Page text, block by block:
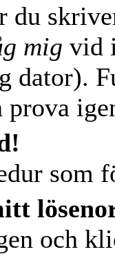
du
mig vid
prova
som
och